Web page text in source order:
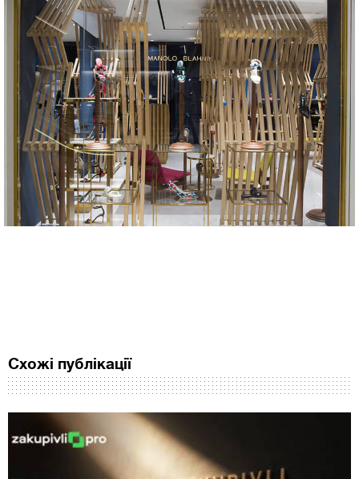
Схожі публікації